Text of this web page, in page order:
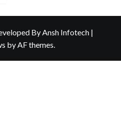
By Ansh Infotech |
by AF themes.